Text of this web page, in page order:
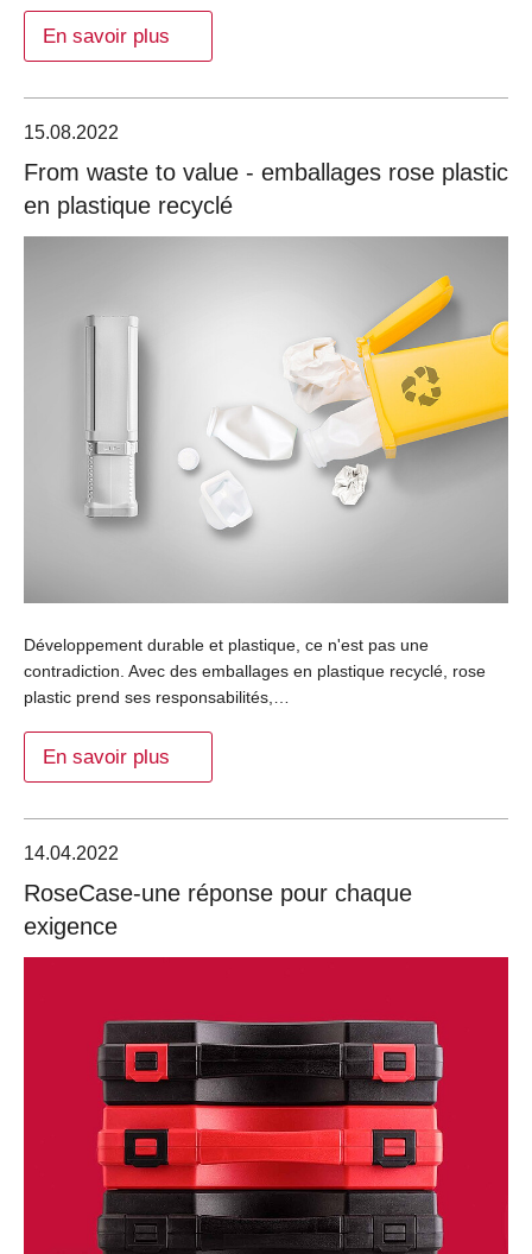
En savoir plus
15.08.2022
From waste to value - emballages rose plastic
en plastique recyclé
Développement durable et plastique, ce n'est pas une
contradiction. Avec des emballages en plastique recyclé, rose
plastic prend ses responsabilités,…
En savoir plus
14.04.2022
RoseCase-une réponse pour chaque
exigence